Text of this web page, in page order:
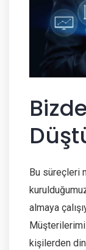
Bu süreçleri
almaya
kişilerden